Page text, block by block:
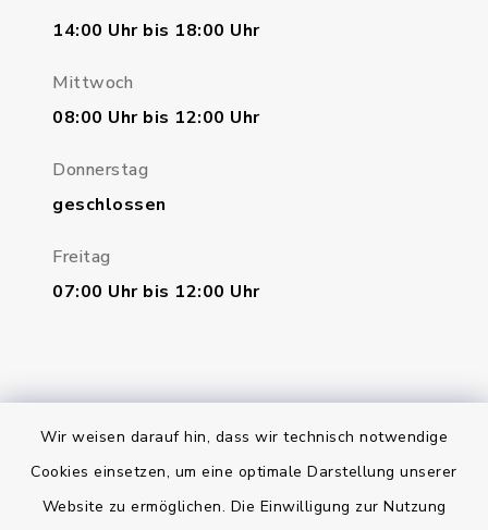
Wir weisen darauf hin, dass wir technisch notwendige
Cookies einsetzen, um eine optimale Darstellung unserer
Website zu ermöglichen. Die Einwilligung zur Nutzung
14:00 Uhr bis 18:00 Uhr
Mittwoch
08:00 Uhr bis 12:00 Uhr
Donnerstag
geschlossen
Freitag
07:00 Uhr bis 12:00 Uhr
Bankverbindung